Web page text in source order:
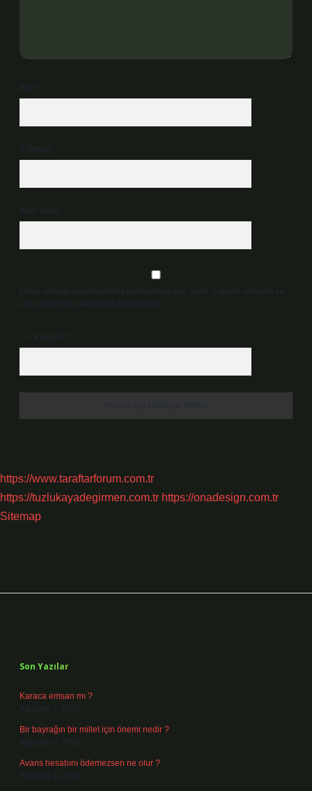
İsim*
E-Posta*
Web Sitesi
Daha sonraki yorumlarımda kullanılması için adım, e-posta adresim ve
site adresim bu tarayıcıya kaydedilsin.
7 + 8 kaçtır? *
https://www.taraftarforum.com.tr
https://tuzlukayadegirmen.com.tr https://onadesign.com.tr
Sitemap
Son Yazılar
Karaca emsan mı ?
Ağustos 7, 2026
Bir bayrağın bir millet için önemi nedir ?
Ağustos 6, 2026
Avans hesabını ödemezsen ne olur ?
Ağustos 4, 2026